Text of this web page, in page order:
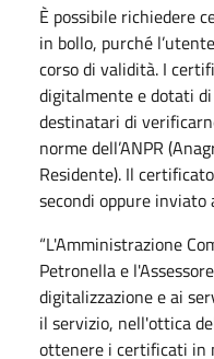
È possibile richiedere
in bollo, purché
corso di validità. I
digitalmente e dotati di
destinatari di
norme dell’ANPR
Residente). Il
secondi oppure
“L'Amministrazione
Petronella e
digitalizzazione e ai
il servizio, nell'ottica
ottenere i certificati in